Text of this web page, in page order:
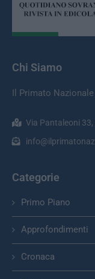
Chi Siamo
Il Primato
Via Pantaleoni 33,
Categorie
Primo Piano
Approfondimenti
Cronaca